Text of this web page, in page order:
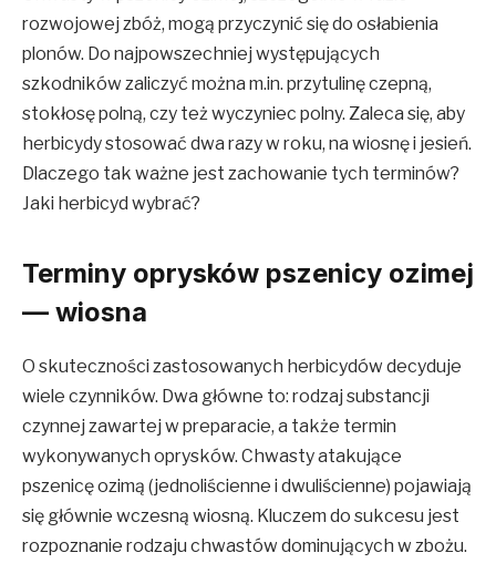
rozwojowej zbóż, mogą przyczynić się do osłabienia
plonów. Do najpowszechniej występujących
szkodników zaliczyć można m.in. przytulinę czepną,
stokłosę polną, czy też wyczyniec polny. Zaleca się, aby
herbicydy stosować dwa razy w roku, na wiosnę i jesień.
Dlaczego tak ważne jest zachowanie tych terminów?
Jaki herbicyd wybrać?
Terminy oprysków pszenicy ozimej
— wiosna
O skuteczności zastosowanych herbicydów decyduje
wiele czynników. Dwa główne to: rodzaj substancji
czynnej zawartej w preparacie, a także termin
wykonywanych oprysków. Chwasty atakujące
pszenicę ozimą (jednoliścienne i dwuliścienne) pojawiają
się głównie wczesną wiosną. Kluczem do sukcesu jest
rozpoznanie rodzaju chwastów dominujących w zbożu.